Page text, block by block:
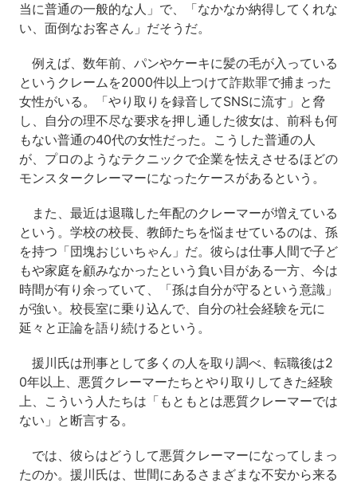
当に普通の一般的な人」で、「なかなか納得してくれな
い、面倒なお客さん」だそうだ。
例えば、数年前、パンやケーキに髪の毛が入っている
というクレームを2000件以上つけて詐欺罪で捕まった
女性がいる。「やり取りを録音してSNSに流す」と脅
し、自分の理不尽な要求を押し通した彼女は、前科も何
もない普通の40代の女性だった。こうした普通の人
が、プロのようなテクニックで企業を怯えさせるほどの
モンスタークレーマーになったケースがあるという。
また、最近は退職した年配のクレーマーが増えている
という。学校の校長、教師たちを悩ませているのは、孫
を持つ「団塊おじいちゃん」だ。彼らは仕事人間で子ど
もや家庭を顧みなかったという負い目がある一方、今は
時間が有り余っていて、「孫は自分が守るという意識」
が強い。校長室に乗り込んで、自分の社会経験を元に
延々と正論を語り続けるという。
援川氏は刑事として多くの人を取り調べ、転職後は2
0年以上、悪質クレーマーたちとやり取りしてきた経験
上、こういう人たちは「もともとは悪質クレーマーでは
ない」と断言する。
では、彼らはどうして悪質クレーマーになってしまっ
たのか。援川氏は、世間にあるさまざまな不安から来る